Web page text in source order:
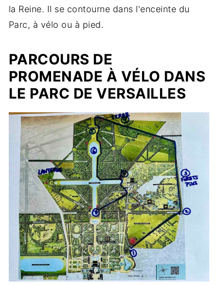
la Reine. Il se contourne dans l'enceinte du
Parc, à vélo ou à pied.
PARCOURS DE
PROMENADE À VÉLO DANS
LE PARC DE VERSAILLES